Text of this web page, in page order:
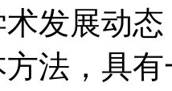
术发展动
法，具